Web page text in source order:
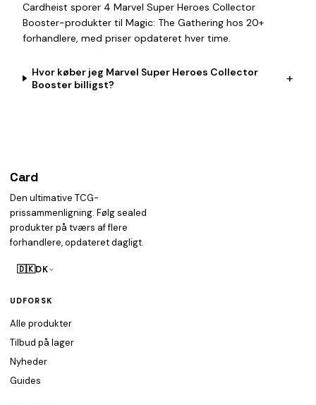
Cardheist sporer 4 Marvel Super Heroes Collector
Booster-produkter til Magic: The Gathering hos 20+
forhandlere, med priser opdateret hver time.
Hvor køber jeg Marvel Super Heroes Collector
Booster billigst?
+
Card
Den ultimative TCG-
prissammenligning. Følg sealed
produkter på tværs af flere
forhandlere, opdateret dagligt.
🇩🇰DK
UDFORSK
Alle produkter
Tilbud på lager
Nyheder
Guides